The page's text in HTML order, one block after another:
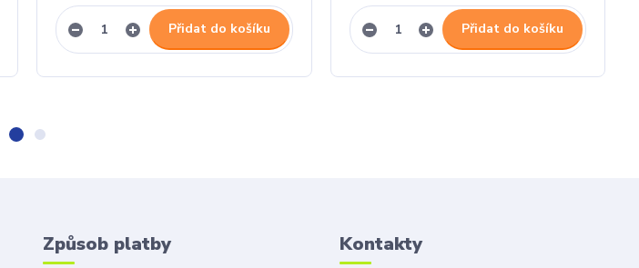
Přidat do košíku Přidat do košíku
Způsob platby Kontakty